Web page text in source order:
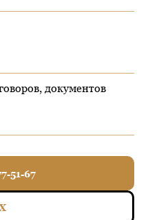
документов
51-67